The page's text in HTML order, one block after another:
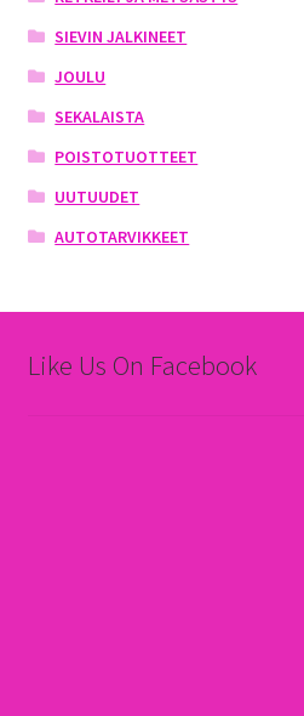
SIEVIN JALKINEET
JOULU
SEKALAISTA
POISTOTUOTTEET
UUTUUDET
AUTOTARVIKKEET
Like Us On Facebook